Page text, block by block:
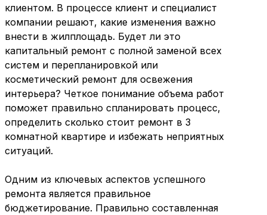
клиентом. В процессе клиент и специалист
компании решают, какие изменения важно
внести в жилплощадь. Будет ли это
капитальный ремонт с полной заменой всех
систем и перепланировкой или
косметический ремонт для освежения
интерьера? Четкое понимание объема работ
поможет правильно спланировать процесс,
определить сколько стоит ремонт в 3
комнатной квартире и избежать неприятных
ситуаций.
Одним из ключевых аспектов успешного
ремонта является правильное
бюджетирование. Правильно составленная